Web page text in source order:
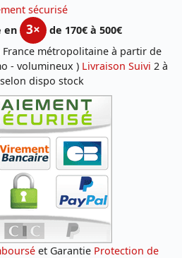
sécurisé
en
3×
de 170€ à 500€
France métropolitaine à partir de
- volumineux ) Livraison Suivi 2 à
dispo stock
et Garantie Protection de